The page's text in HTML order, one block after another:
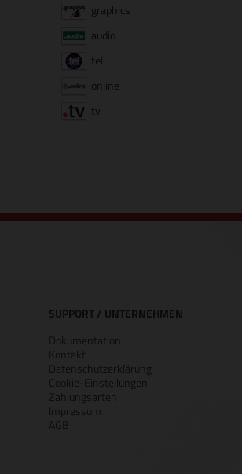
.graphics
.audio
.tel
.online
.tv
SUPPORT / UNTERNEHMEN
Dokumentation
Kontakt
Datenschutzerklärung
Cookie-Einstellungen
Zahlungsarten
Impressum
AGB